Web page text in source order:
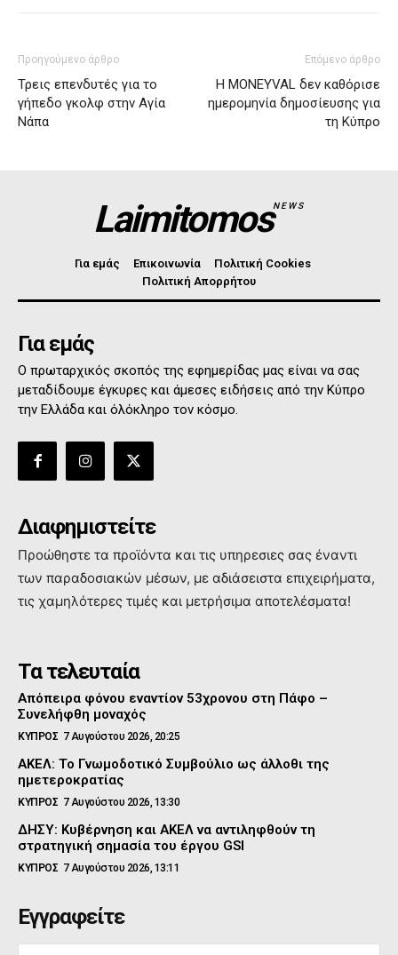
Προηγούμενο άρθρο
Τρεις επενδυτές για το
γήπεδο γκολφ στην Αγία
Νάπα
Επόμενο άρθρο
Η MONEYVAL δεν καθόρισε
ημερομηνία δημοσίευσης για
τη Κύπρο
LaimitomosNEWS
Για εμάς Επικοινωνία
Πολιτική Cookies
Πολιτική Απορρήτου
Για εμάς
Ο πρωταρχικός σκοπός της εφημερίδας μας είναι να σας
μεταδίδουμε έγκυρες και άμεσες ειδήσεις από την Κύπρο
την Ελλάδα και όλόκληρο τον κόσμο.
Διαφημιστείτε
Προώθηστε τα προϊόντα και τις υπηρεσιες σας έναντι
των παραδοσιακών μέσων, με αδιάσειστα επιχειρήματα,
τις χαμηλότερες τιμές και μετρήσιμα αποτελέσματα!
Τα τελευταία
Απόπειρα φόνου εναντίον 53χρονου στη Πάφο –
Συνελήφθη μοναχός
ΚΥΠΡΟΣ 7 Αυγούστου 2026, 20:25
ΑΚΕΛ: Το Γνωμοδοτικό Συμβούλιο ως άλλοθι της
ημετεροκρατίας
ΚΥΠΡΟΣ 7 Αυγούστου 2026, 13:30
ΔΗΣΥ: Κυβέρνηση και ΑΚΕΛ να αντιληφθούν τη
στρατηγική σημασία του έργου GSI
ΚΥΠΡΟΣ 7 Αυγούστου 2026, 13:11
Εγγραφείτε